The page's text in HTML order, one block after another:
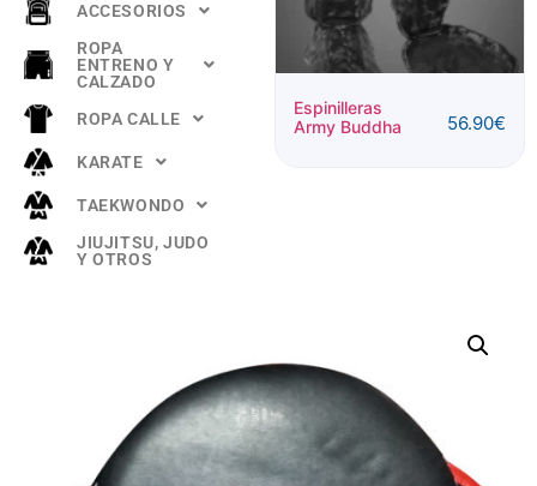
ACCESORIOS
ROPA
ENTRENO Y
CALZADO
ROPA CALLE
KARATE
TAEKWONDO
JIUJITSU, JUDO
Y OTROS
Espinilleras
Dragon Buddha
56.90
Espinilleras
Army Buddha
56.90€